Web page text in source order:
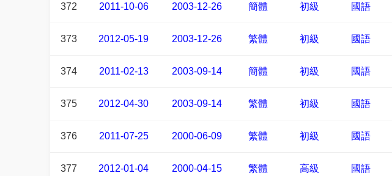
372 2011-10-06 2003-12-26 簡體 初級 國語
373 2012-05-19 2003-12-26 繁體 初級 國語
374 2011-02-13 2003-09-14 簡體 初級 國語
375 2012-04-30 2003-09-14 繁體 初級 國語
376 2011-07-25 2000-06-09 繁體 初級 國語
377 2012-01-04 2000-04-15 繁體 高級 國語